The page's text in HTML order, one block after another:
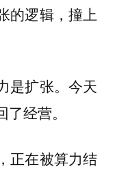
的逻辑，撞上
是扩张。今天
经营。
正在被算力结